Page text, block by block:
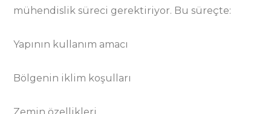
mühendislik süreci gerektiriyor. Bu süreçte:
Yapının kullanım amacı
Bölgenin iklim koşulları